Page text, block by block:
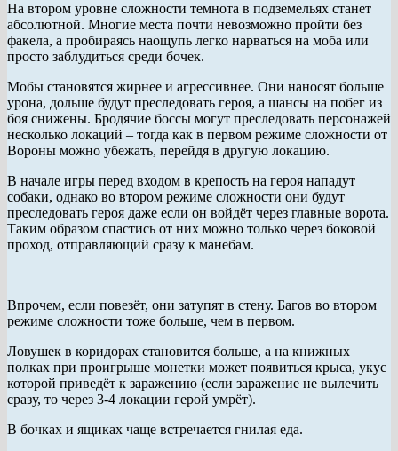
На втором уровне сложности темнота в подземельях станет
абсолютной. Многие места почти невозможно пройти без
факела, а пробираясь наощупь легко нарваться на моба или
просто заблудиться среди бочек.
Мобы становятся жирнее и агрессивнее. Они наносят больше
урона, дольше будут преследовать героя, а шансы на побег из
боя снижены. Бродячие боссы могут преследовать персонажей
несколько локаций – тогда как в первом режиме сложности от
Вороны можно убежать, перейдя в другую локацию.
В начале игры перед входом в крепость на героя нападут
собаки, однако во втором режиме сложности они будут
преследовать героя даже если он войдёт через главные ворота.
Таким образом спастись от них можно только через боковой
проход, отправляющий сразу к манебам.
Впрочем, если повезёт, они затупят в стену. Багов во втором
режиме сложности тоже больше, чем в первом.
Ловушек в коридорах становится больше, а на книжных
полках при проигрыше монетки может появиться крыса, укус
которой приведёт к заражению (если заражение не вылечить
сразу, то через 3-4 локации герой умрёт).
В бочках и ящиках чаще встречается гнилая еда.